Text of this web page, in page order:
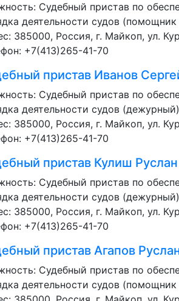
Судебный пристав по
деятельности судов
385000, Россия, г. Майкоп, ул.
+7(413)265-41-70
пристав Иванов
Судебный пристав по
деятельности судов (дежурный)
385000, Россия, г. Майкоп, ул.
+7(413)265-41-70
пристав Кулиш
Судебный пристав по
деятельности судов (дежурный)
385000, Россия, г. Майкоп, ул.
+7(413)265-41-70
пристав Агапов
Судебный пристав по
деятельности судов